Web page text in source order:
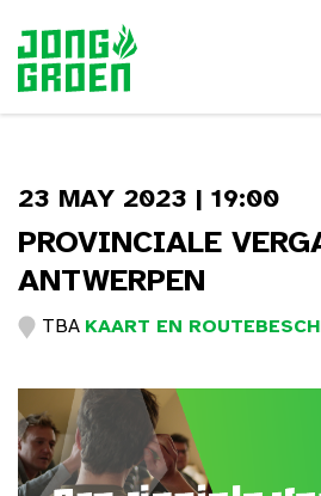
23 MAY 2023 | 19:00
PROVINCIALE
ANTWERPEN
TBA KAART EN